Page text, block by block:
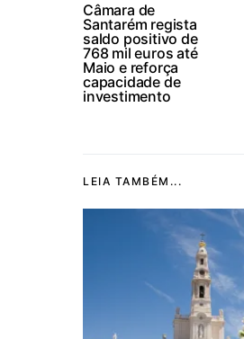
Câmara de
Santarém regista
saldo positivo de
768 mil euros até
Maio e reforça
capacidade de
investimento
LEIA TAMBÉM...